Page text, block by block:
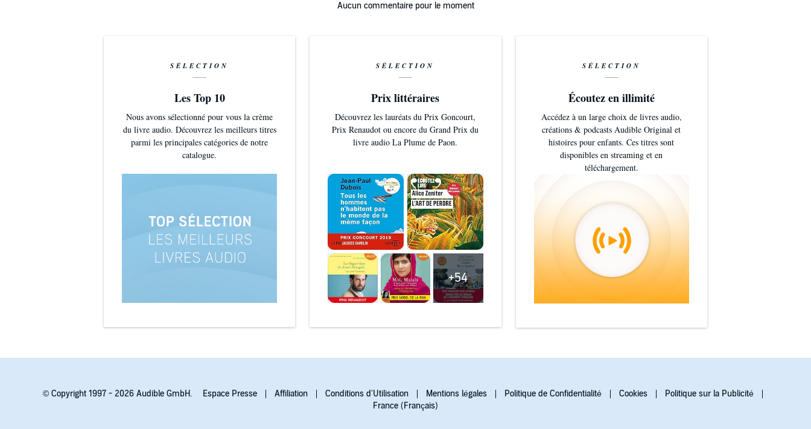
Aucun commentaire pour le moment
SÉLECTION
Les Top 10
Nous avons sélectionné pour vous la crème
du livre audio. Découvrez les meilleurs titres
parmi les principales catégories de notre
catalogue.
SÉLECTION
Prix littéraires
Découvrez les lauréats du Prix Goncourt,
Prix Renaudot ou encore du Grand Prix du
livre audio La Plume de Paon.
+54
SÉLECTION
Écoutez en illimité
Accédez à un large choix de livres audio,
créations & podcasts Audible Original et
histoires pour enfants. Ces titres sont
disponibles en streaming et en
téléchargement.
© Copyright 1997 - 2026 Audible GmbH. Espace Presse Affiliation Conditions d'Utilisation Mentions légales Politique de Confidentialité Cookies
Politique sur la Publicité
France (Français)